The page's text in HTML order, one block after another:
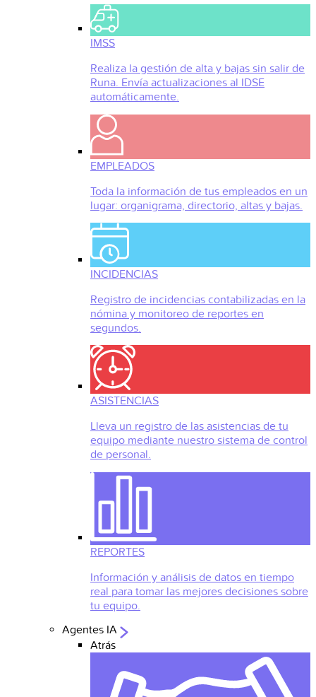
IMSS
Realiza la gestión de alta y bajas sin salir de
Runa. Envía actualizaciones al IDSE
automáticamente.
EMPLEADOS
Toda la información de tus empleados en un
lugar: organigrama, directorio, altas y bajas.
INCIDENCIAS
Registro de incidencias contabilizadas en la
nómina y monitoreo de reportes en
segundos.
ASISTENCIAS
Lleva un registro de las asistencias de tu
equipo mediante nuestro sistema de control
de personal.
REPORTES
Información y análisis de datos en tiempo
real para tomar las mejores decisiones sobre
tu equipo.
Agentes IA
Atrás